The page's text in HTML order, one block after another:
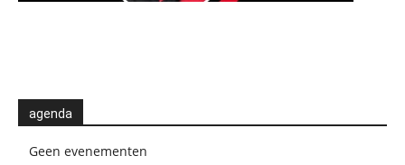
agenda
Geen evenementen